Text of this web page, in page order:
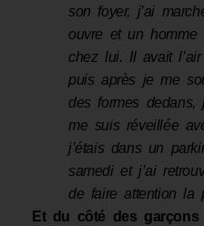
son foyer, j’ai
ouvre et un homme
chez lui. Il avait
puis après je me
des formes dedans,
me suis réveillée
j’étais dans un
samedi et j’ai
de faire attention la
Et du côté des garçons